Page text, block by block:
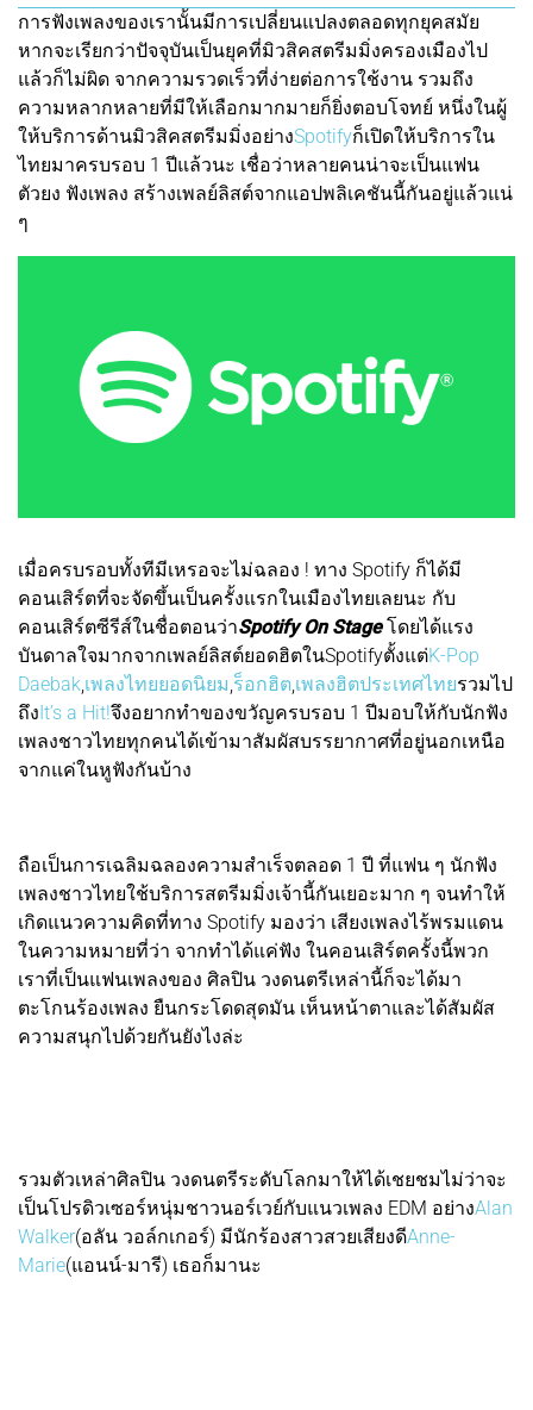
การฟังเพลงของเรานั้นมีการเปลี่ยนแปลงตลอดทุกยุคสมัย
หากจะเรียกว่าปัจจุบันเป็นยุคที่มิวสิคสตรีมมิ่งครองเมืองไป
แล้วก็ไม่ผิด จากความรวดเร็วที่ง่ายต่อการใช้งาน รวมถึง
ความหลากหลายที่มีให้เลือกมากมายก็ยิ่งตอบโจทย์ หนึ่งในผู้
ให้บริการด้านมิวสิคสตรีมมิ่งอย่างSpotifyก็เปิดให้บริการใน
ไทยมาครบรอบ 1 ปีแล้วนะ เชื่อว่าหลายคนน่าจะเป็นแฟน
ตัวยง ฟังเพลง สร้างเพลย์ลิสต์จากแอปพลิเคชันนี้กันอยู่แล้วแน่
ๆ
เมื่อครบรอบทั้งทีมีเหรอจะไม่ฉลอง ! ทาง Spotify ก็ได้มี
คอนเสิร์ตที่จะจัดขึ้นเป็นครั้งแรกในเมืองไทยเลยนะ กับ
คอนเสิร์ตซีรีส์ในชื่อตอนว่าSpotify On Stageโดยได้แรง
บันดาลใจมากจากเพลย์ลิสต์ยอดฮิตในSpotifyตั้งแต่K-Pop
Daebak เพลงไทยยอดนิยม ร็อกฮิต เพลงฮิตประเทศไทยรวมไป
ถึงIt’s a Hit!จึงอยากทำของขวัญครบรอบ 1 ปีมอบให้กับนักฟัง
เพลงชาวไทยทุกคนได้เข้ามาสัมผัสบรรยากาศที่อยู่นอกเหนือ
จากแค่ในหูฟังกันบ้าง
ถือเป็นการเฉลิมฉลองความสำเร็จตลอด 1 ปี ที่แฟน ๆ นักฟัง
เพลงชาวไทยใช้บริการสตรีมมิ่งเจ้านี้กันเยอะมาก ๆ จนทำให้
เกิดแนวความคิดที่ทาง Spotify มองว่า เสียงเพลงไร้พรมแดน
ในความหมายที่ว่า จากทำได้แค่ฟัง ในคอนเสิร์ตครั้งนี้พวก
เราที่เป็นแฟนเพลงของ ศิลปิน วงดนตรีเหล่านี้ก็จะได้มา
ตะโกนร้องเพลง ยืนกระโดดสุดมัน เห็นหน้าตาและได้สัมผัส
ความสนุกไปด้วยกันยังไงล่ะ
รวมตัวเหล่าศิลปิน วงดนตรีระดับโลกมาให้ได้เชยชมไม่ว่าจะ
เป็นโปรดิวเซอร์หนุ่มชาวนอร์เวย์กับแนวเพลง EDM อย่างAlan
Walker(อลัน วอล์กเกอร์) มีนักร้องสาวสวยเสียงดีAnne-
Marie(แอนน์-มารี) เธอก็มานะ